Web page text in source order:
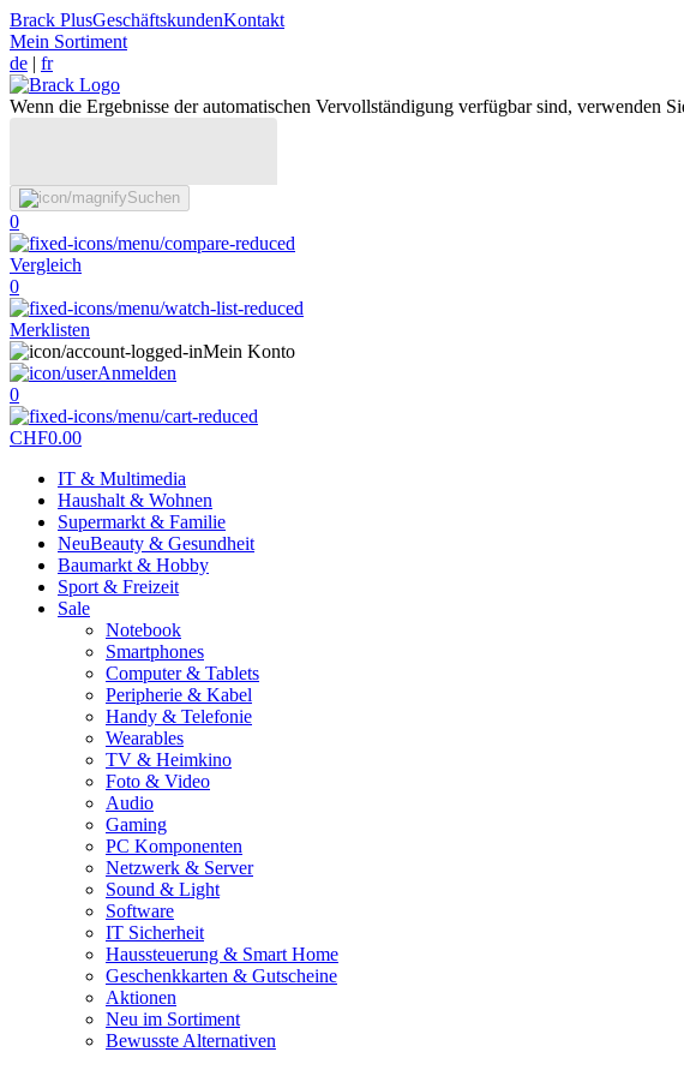
Brack PlusGeschäftskundenKontakt
Mein Sortiment
de | fr
Wenn die Ergebnisse der automatischen Vervollständigung verfügbar sind, verwenden
Suchen
0
Vergleich
0
Merklisten
Mein Konto
Anmelden
0
CHF0.00
IT & Multimedia
Haushalt & Wohnen
Supermarkt & Familie
NeuBeauty & Gesundheit
Baumarkt & Hobby
Sport & Freizeit
Sale
Notebook
Smartphones
Computer & Tablets
Peripherie & Kabel
Handy & Telefonie
Wearables
TV & Heimkino
Foto & Video
Audio
Gaming
PC Komponenten
Netzwerk & Server
Sound & Light
Software
IT Sicherheit
Haussteuerung & Smart Home
Geschenkkarten & Gutscheine
Aktionen
Neu im Sortiment
Bewusste Alternativen